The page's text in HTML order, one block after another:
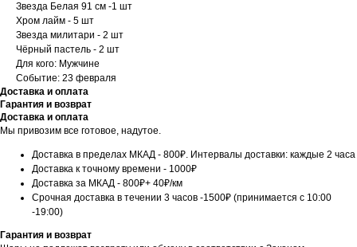
Звезда Белая 91 см -1 шт
Хром лайм - 5 шт
Звезда милитари - 2 шт
Чёрный пастель - 2 шт
Для кого: Мужчине
Событие: 23 февраля
Доставка и оплата
Гарантия и возврат
Доставка и оплата
Мы привозим все готовое, надутое.
Доставка в пределах МКАД - 800₽. Интервалы доставки: каждые 2 часа
Доставка к точному времени - 1000₽
Доставка за МКАД - 800₽+ 40₽/км
Срочная доставка в течении 3 часов -1500₽ (принимается с 10:00
-19:00)
Гарантия и возврат